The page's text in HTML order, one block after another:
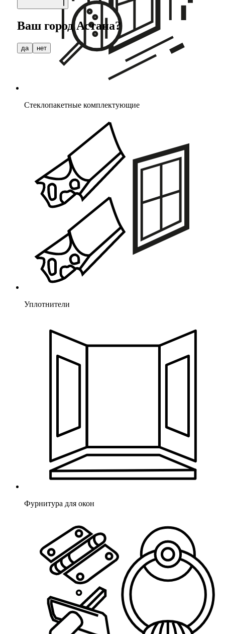
Стеклопакетные комплектующие
Уплотнители
Фурнитура для окон
Ваш городАстана?
да нет